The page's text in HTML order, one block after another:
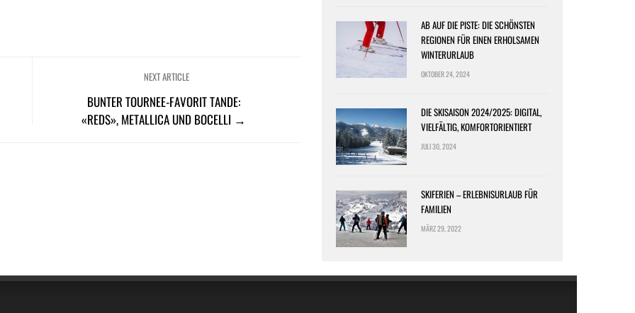
NEXT ARTICLE
BUNTER TOURNEE-FAVORIT TANDE:
«REDS», METALLICA UND BOCELLI →
AB AUF DIE PISTE: DIE SCHÖNSTEN
REGIONEN FÜR EINEN ERHOLSAMEN
WINTERURLAUB
OKTOBER 24, 2024
DIE SKISAISON 2024/2025: DIGITAL,
VIELFÄLTIG, KOMFORTORIENTIERT
JULI 30, 2024
SKIFERIEN – ERLEBNISURLAUB FÜR
FAMILIEN
MÄRZ 29, 2022